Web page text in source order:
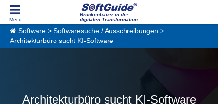
Brückenbauer in der
digitalen Transformation
Software > Softwaresuche / Ausschreibungen >
Architekturbüro sucht KI-Software
Architekturbüro sucht KI-Software